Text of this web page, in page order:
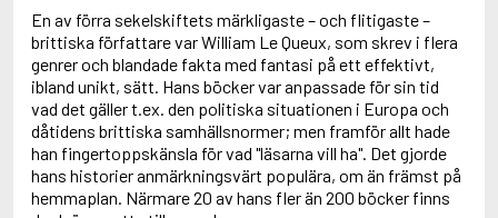
Adolfsson, Eva
Adolfsson, Evert
Adolfsson, Gunnar
Adolfsson, Josefine
Adolfsson, Maria
Adolphsen, Peter
En av förra sekelskiftets märkligaste – och flitigaste –
brittiska författare var William Le Queux, som skrev i flera
genrer och blandade fakta med fantasi på ett effektivt,
ibland unikt, sätt. Hans böcker var anpassade för sin tid
vad det gäller t.ex. den politiska situationen i Europa och
dåtidens brittiska samhällsnormer; men framför allt hade
han fingertoppskänsla för vad "läsarna vill ha". Det gjorde
hans historier anmärkningsvärt populära, om än främst på
hemmaplan. Närmare 20 av hans fler än 200 böcker finns